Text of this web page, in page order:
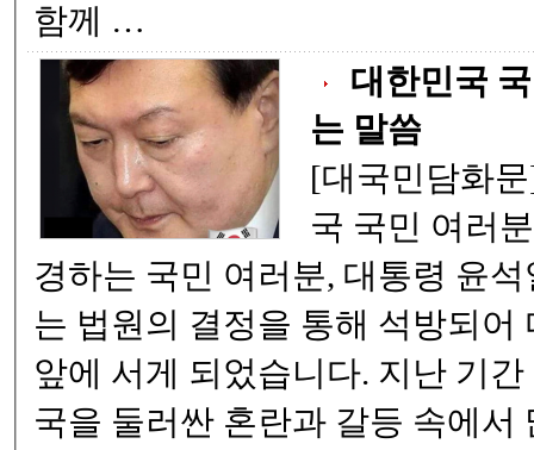
함께 …
대한민국
는 말씀
[대국민담화문]-
국 국민 여러분
경하는 국민 여러분, 대통령 윤석열입
는 법원의 결정을 통해 석방되어
앞에 서게 되었습니다. 지난 기
국을 둘러싼 혼란과 갈등 속에서